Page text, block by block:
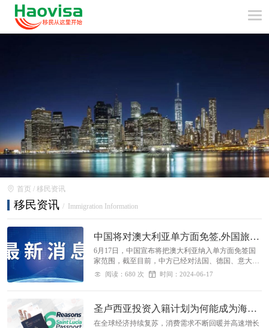
首页 / 移民资讯
移民资讯 / Immigration Information
中国将对澳大利亚单方面免签,外国旅游
团乘坐邮轮入境免签
6月17日，中国宣布将把澳大利亚纳入单方面免签国
家范围，截至目前，中方已经对法国、德国、意大
利、荷兰、西班牙、瑞士、爱尔兰、匈牙利、奥地
阅读：680 次 时间：2024-06-17
圣卢西亚投资入籍计划为何能成为海外
身份规划的理想选择
在全球经济持续复苏，消费需求不断回暖并高速增长